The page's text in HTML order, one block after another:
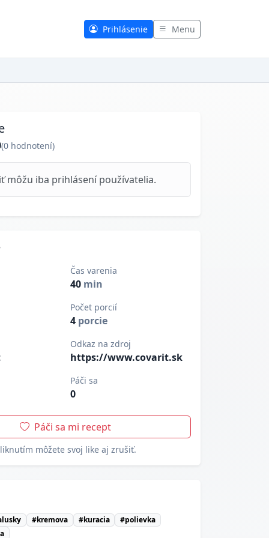
Prihlásenie Menu
(0 hodnotení)
môžu iba prihlásení používatelia.
Čas varenia
40 min
Počet porcií
4 porcie
Odkaz na zdroj
https://www.covarit.sk
Páči sa
0
Páči sa mi recept
môžete svoj like aj zrušiť.
#kremova #kuracia
#polievka